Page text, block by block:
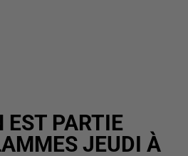
EST PARTIE
JEUDI À